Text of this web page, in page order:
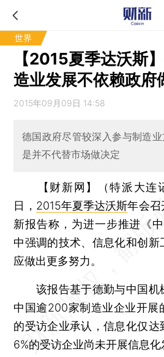
世界
【2015夏季达沃斯
造业发展不依赖政府
2015年09月09日 14:58
德国政府尽管较深入参与制造
是并不代替市场做决定
【财新网】（特派大连
日， 2015年夏季达沃斯年会召
新报告称，为进一步推进《
中强调的技术、信息化和创
应做出更多努力。
该报告基于德勤与中国机
中国逾200家制造业企业开展
的受访企业承认，信息化仅达
6%的受访企业尚未开展信息化